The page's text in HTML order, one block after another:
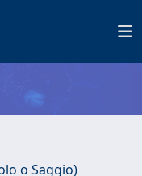
o Saggio)